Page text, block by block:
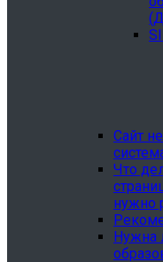
Сайт
Что
нужно
Нужна